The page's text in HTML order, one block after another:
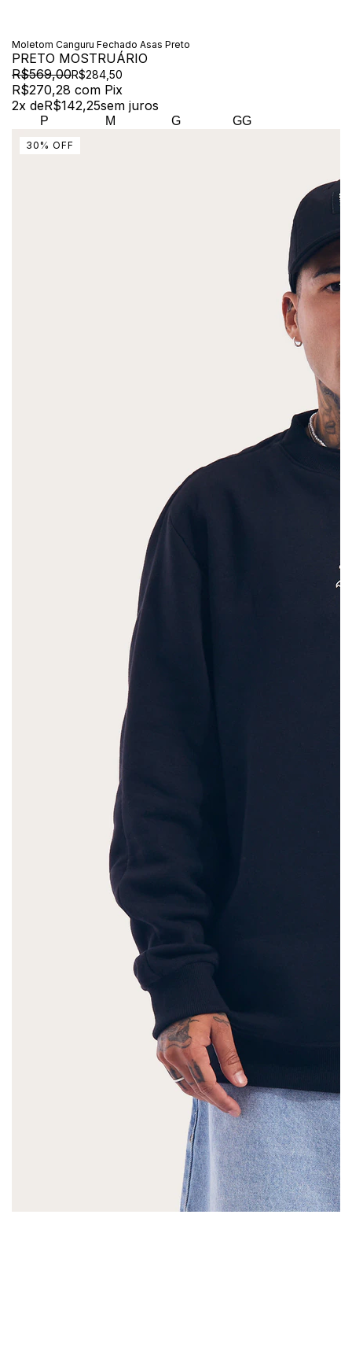
Moletom Canguru Fechado Asas Preto
PRETO MOSTRUÁRIO
R$569,00R$284,50
R$270,28 com Pix
2x deR$142,25sem juros
P M G GG
30 % OFF